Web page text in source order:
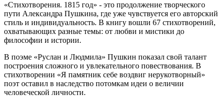
«Стихотворения. 1815 год» - это продолжение творческого
пути Александра Пушкина, где уже чувствуется его авторский
стиль и индивидуальность. В книгу вошли 67 стихотворений,
охватывающих разные темы: от любви и мистики до
философии и истории.
В поэме «Руслан и Людмила» Пушкин показал свой талант
построения сложного и увлекательного повествования. В
стихотворении «Я памятник себе воздвиг нерукотворный»
поэт оставил в наследство потомкам идеи о величии
человеческой личности.